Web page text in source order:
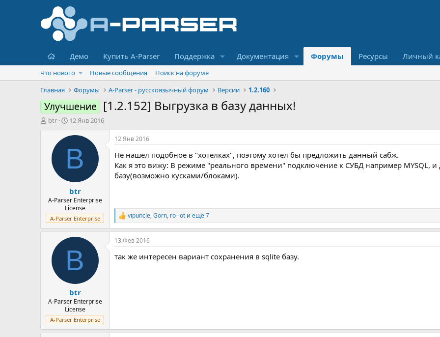
Главная
Демо Купить A-Parser Поддержка Документация Форумы Ресурсы Личный
Что нового Новые сообщения
Поиск на форуме
Главная
Форумы A-Parser - русскоязычный форум Версии 1.2.160
Улучшение [1.2.152] Выгрузка в базу данных!
А
btr
Д
т
н
а
а
л
а
12 Янв 2016
B
btr
A-Parser Enterprise
License
A-Parser Enterprise
12 Янв 2016
Не нашел подобное в "хотелках", поэтому хотел бы предложить данный сабж.
Как я это вижу: В режиме "реального времени" подключение к СУБД например MYSQL, и
базу(возможно кусками/блоками).
Р
е
а
к
и
vipuncle,Gorn, ro--ot и ещё 7
B
btr
A-Parser Enterprise
License
A-Parser Enterprise
13 Фев 2016
так же интересен вариант сохранения в sqlite базу.